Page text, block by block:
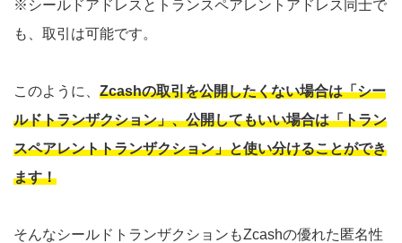
※シールドアドレスとトランスペアレントアドレス同士で
も、取引は可能です。
このように、 Zcashの取引を公開したくない場合は「シー
ルドトランザクション」、公開してもいい場合は「トラン
スペアレントトランザクション」と使い分けることができ
ます！
そんなシールドトランザクションもZcashの優れた匿名性